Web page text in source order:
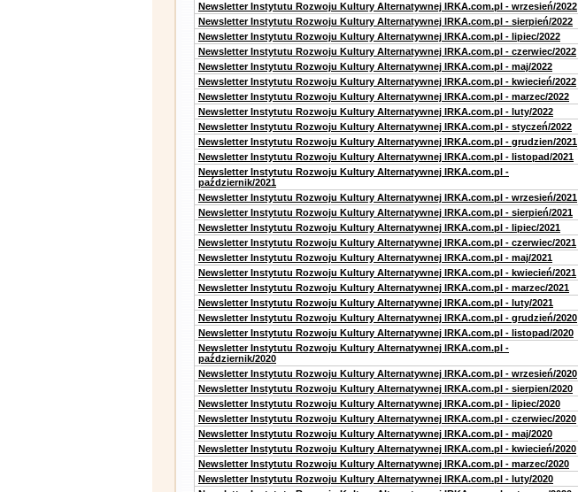
Newsletter Instytutu Rozwoju Kultury Alternatywnej IRKA.com.pl - wrzesień/2022
Newsletter Instytutu Rozwoju Kultury Alternatywnej IRKA.com.pl - sierpień/2022
Newsletter Instytutu Rozwoju Kultury Alternatywnej IRKA.com.pl - lipiec/2022
Newsletter Instytutu Rozwoju Kultury Alternatywnej IRKA.com.pl - czerwiec/2022
Newsletter Instytutu Rozwoju Kultury Alternatywnej IRKA.com.pl - maj/2022
Newsletter Instytutu Rozwoju Kultury Alternatywnej IRKA.com.pl - kwiecień/2022
Newsletter Instytutu Rozwoju Kultury Alternatywnej IRKA.com.pl - marzec/2022
Newsletter Instytutu Rozwoju Kultury Alternatywnej IRKA.com.pl - luty/2022
Newsletter Instytutu Rozwoju Kultury Alternatywnej IRKA.com.pl - styczeń/2022
Newsletter Instytutu Rozwoju Kultury Alternatywnej IRKA.com.pl - grudzien/2021
Newsletter Instytutu Rozwoju Kultury Alternatywnej IRKA.com.pl - listopad/2021
Newsletter Instytutu Rozwoju Kultury Alternatywnej IRKA.com.pl -
październik/2021
Newsletter Instytutu Rozwoju Kultury Alternatywnej IRKA.com.pl - wrzesień/2021
Newsletter Instytutu Rozwoju Kultury Alternatywnej IRKA.com.pl - sierpień/2021
Newsletter Instytutu Rozwoju Kultury Alternatywnej IRKA.com.pl - lipiec/2021
Newsletter Instytutu Rozwoju Kultury Alternatywnej IRKA.com.pl - czerwiec/2021
Newsletter Instytutu Rozwoju Kultury Alternatywnej IRKA.com.pl - maj/2021
Newsletter Instytutu Rozwoju Kultury Alternatywnej IRKA.com.pl - kwiecień/2021
Newsletter Instytutu Rozwoju Kultury Alternatywnej IRKA.com.pl - marzec/2021
Newsletter Instytutu Rozwoju Kultury Alternatywnej IRKA.com.pl - luty/2021
Newsletter Instytutu Rozwoju Kultury Alternatywnej IRKA.com.pl - grudzień/2020
Newsletter Instytutu Rozwoju Kultury Alternatywnej IRKA.com.pl - listopad/2020
Newsletter Instytutu Rozwoju Kultury Alternatywnej IRKA.com.pl -
październik/2020
Newsletter Instytutu Rozwoju Kultury Alternatywnej IRKA.com.pl - wrzesień/2020
Newsletter Instytutu Rozwoju Kultury Alternatywnej IRKA.com.pl - sierpien/2020
Newsletter Instytutu Rozwoju Kultury Alternatywnej IRKA.com.pl - lipiec/2020
Newsletter Instytutu Rozwoju Kultury Alternatywnej IRKA.com.pl - czerwiec/2020
Newsletter Instytutu Rozwoju Kultury Alternatywnej IRKA.com.pl - maj/2020
Newsletter Instytutu Rozwoju Kultury Alternatywnej IRKA.com.pl - kwiecień/2020
Newsletter Instytutu Rozwoju Kultury Alternatywnej IRKA.com.pl - marzec/2020
Newsletter Instytutu Rozwoju Kultury Alternatywnej IRKA.com.pl - luty/2020